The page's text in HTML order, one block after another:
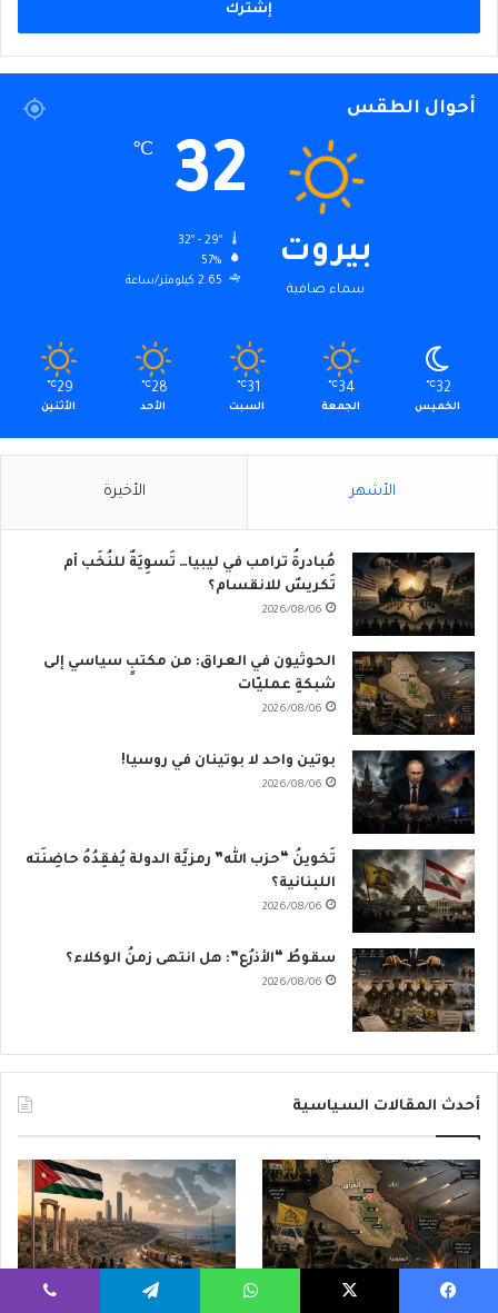
أحوال الطقس
بيروت
سماء صافية
32
℃
57%
2.65 كيلومتر/ساعة
32
℃
الخميس
34
℃
الجمعة
31
℃
السبت
28
℃
الأحد
29
℃
الأثنين
الأشهر الأخيرة
مُبادرةُ ترامب في ليبيا… تَسوِيَةٌ للنُخَب أم
تَكريسٌ للانقسام؟
2026/08/06
الحوثيون في العراق: من مكتبٍ سياسي إلى
شبكةِ عمليّات
2026/08/06
بوتين واحد لا بوتينان في روسيا!
2026/08/06
تَخوينُ “حزب الله” رمزيَّة الدولة يُفقِدُهُ حاضِنَته
اللبنانية؟
2026/08/06
سقوطُ “الأذرُع”: هل انتهى زمنُ الوكلاء؟
2026/08/06
أحدث المقالات السياسية